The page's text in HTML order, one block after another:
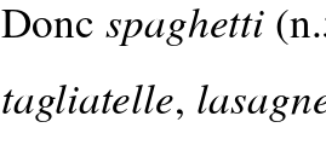
Donc spaghetti
tagliatelle,